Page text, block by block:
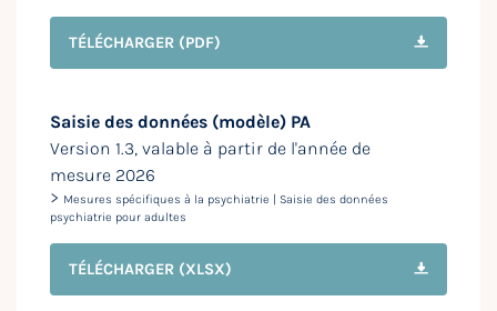
TÉLÉCHARGER (PDF)
Saisie des données (modèle) PA
Version 1.3, valable à partir de l'année de
mesure 2026
> Mesures spécifiques à la psychiatrie | Saisie des données
psychiatrie pour adultes
TÉLÉCHARGER (XLSX)